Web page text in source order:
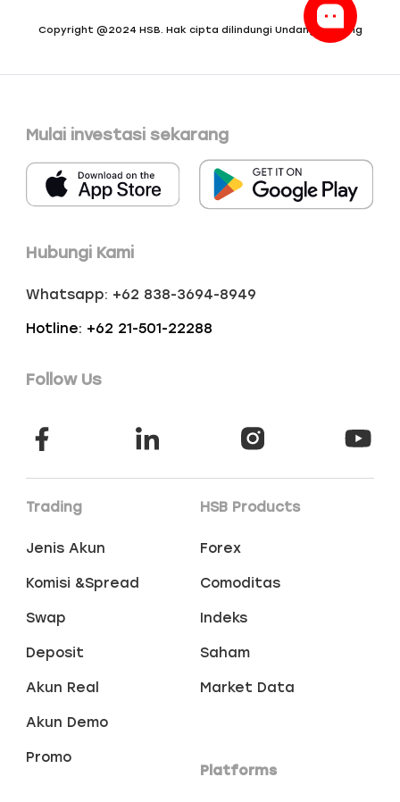
Mulai investasi sekarang
Hubungi Kami
Whatsapp: +62 838-3694-8949
Hotline: +62 21-501-22288
Follow Us
Trading
Jenis Akun
Komisi &Spread
Swap
Deposit
Akun Real
Akun Demo
Promo
HSB Products
Forex
Comoditas
Indeks
Saham
Market Data
Platforms